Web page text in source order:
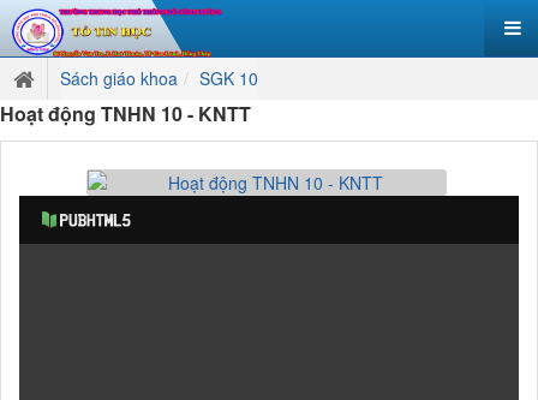
Sách giáo khoa SGK 10
Hoạt động TNHN 10 - KNTT